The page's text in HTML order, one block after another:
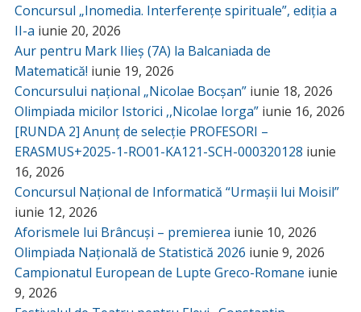
Concursul „Inomedia. Interferențe spirituale”, ediția a
II-a iunie 20, 2026
Aur pentru Mark Ilieș (7A) la Balcaniada de
Matematică! iunie 19, 2026
Concursului național „Nicolae Bocșan” iunie 18, 2026
Olimpiada micilor Istorici ,,Nicolae Iorga” iunie 16, 2026
[RUNDA 2] Anunț de selecție PROFESORI –
ERASMUS+2025-1-RO01-KA121-SCH-000320128 iunie
16, 2026
Concursul Național de Informatică “Urmașii lui Moisil”
iunie 12, 2026
Aforismele lui Brâncuși – premierea iunie 10, 2026
Olimpiada Națională de Statistică 2026 iunie 9, 2026
Campionatul European de Lupte Greco-Romane iunie
9, 2026